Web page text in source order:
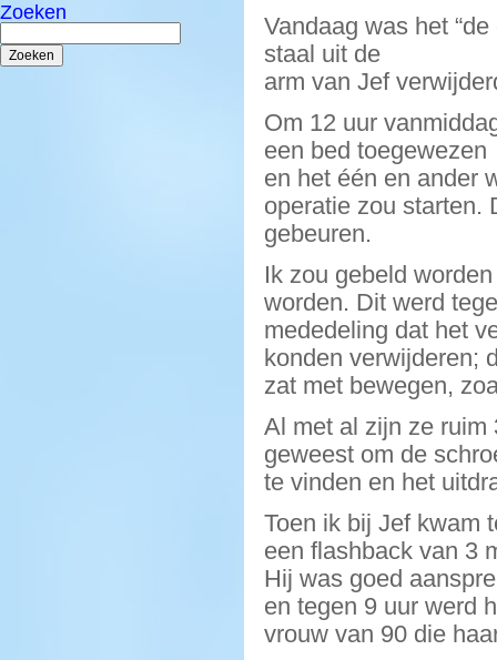
Zoeken
Zoeken
naar:
Vandaag was het
staal uit de
arm van Jef
Om 12 uur
een bed toegewezen
en het één en ander
operatie zou starten.
gebeuren.
Ik zou gebeld
worden. Dit werd
mededeling dat het
konden verwijderen;
zat met bewegen,
Al met al zijn ze ruim
geweest om de
te vinden en het
Toen ik bij Jef kwam
een flashback van 3
Hij was goed
en tegen 9 uur werd
vrouw van 90 die